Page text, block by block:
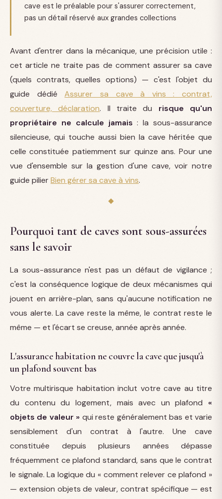
cave est le préalable pour s'assurer correctement,
pas un détail réservé aux grandes collections
Avant d'entrer dans la mécanique, une précision utile :
cet article ne traite pas de comment assurer sa cave
(quels contrats, quelles options) — c'est l'objet du
guide dédiéAssurer sa cave à vins : contrat,
couverture, déclaration. Il traite du risque qu'un
propriétaire ne calcule jamais : la sous-assurance
silencieuse, qui touche aussi bien la cave héritée que
celle constituée patiemment sur quinze ans. Pour une
vue d'ensemble sur la gestion d'une cave, voir notre
guide pilierBien gérer sa cave à vins.
Pourquoi tant de caves sont sous-assurées
sans le savoir
La sous-assurance n'est pas un défaut de vigilance ;
c'est la conséquence logique de deux mécanismes qui
jouent en arrière-plan, sans qu'aucune notification ne
vous alerte. La cave reste la même, le contrat reste le
même — et l'écart se creuse, année après année.
L'assurance habitation ne couvre la cave que jusqu'à
un plafond souvent bas
Votre multirisque habitation inclut votre cave au titre
du contenu du logement, mais avec un plafond «
objets de valeur » qui reste généralement bas et varie
sensiblement d'un contrat à l'autre. Une cave
constituée depuis plusieurs années dépasse
fréquemment ce plafond standard, sans que le contrat
le signale. La logique du « comment relever ce plafond »
— extension objets de valeur, contrat spécifique — est